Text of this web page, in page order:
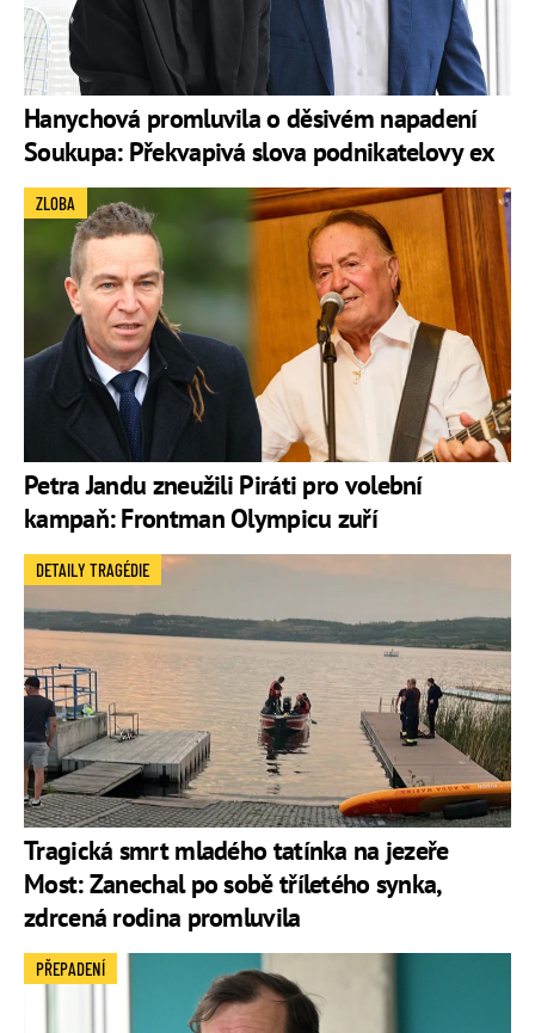
Hanychová promluvila o děsivém napadení
Soukupa: Překvapivá slova podnikatelovy ex
Petra Jandu zneužili Piráti pro volební
kampaň: Frontman Olympicu zuří
ZLOBA
Tragická smrt mladého tatínka na jezeře
Most: Zanechal po sobě tříletého synka,
zdrcená rodina promluvila
DETAILY TRAGÉDIE
PŘEPADENÍ